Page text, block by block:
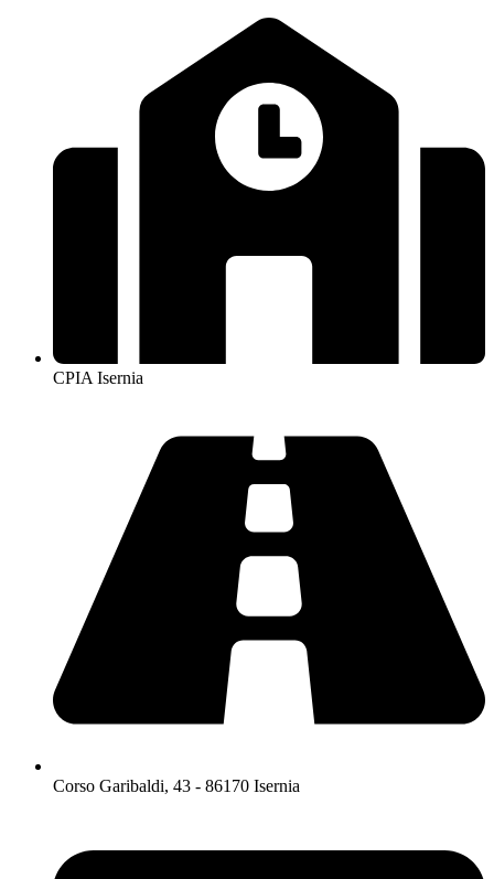
CPIA Isernia
Corso Garibaldi, 43 - 86170 Isernia